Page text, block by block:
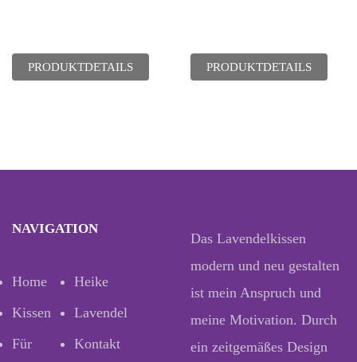
PRODUKTDETAILS PRODUKTDETAILS
NAVIGATION
Home
Heike
Kissen
Lavendel
Für
Kontakt
Das Lavendelkissen
modern und neu gestalten
ist mein Anspruch und
meine Motivation. Durch
ein zeitgemäßes Design